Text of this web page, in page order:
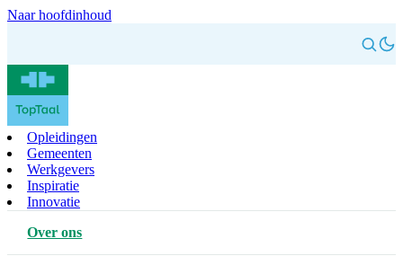
Naar hoofdinhoud
Opleidingen
Gemeenten
Werkgevers
Inspiratie
Innovatie
Over ons